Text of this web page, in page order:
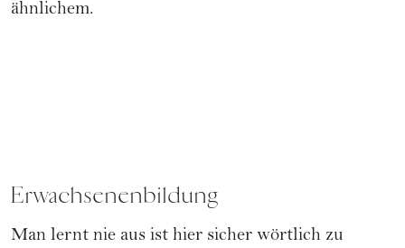
ähnlichem.
Erwachsenenbildung
Man lernt nie aus ist hier sicher wörtlich zu